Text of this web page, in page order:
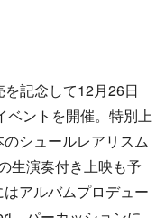
記念して12月26日
ベントを開催。特別上
シュールレアリスム
生演奏付き上映も予
アルバムプロデュー